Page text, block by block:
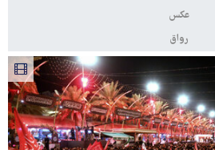
عکس
رواق